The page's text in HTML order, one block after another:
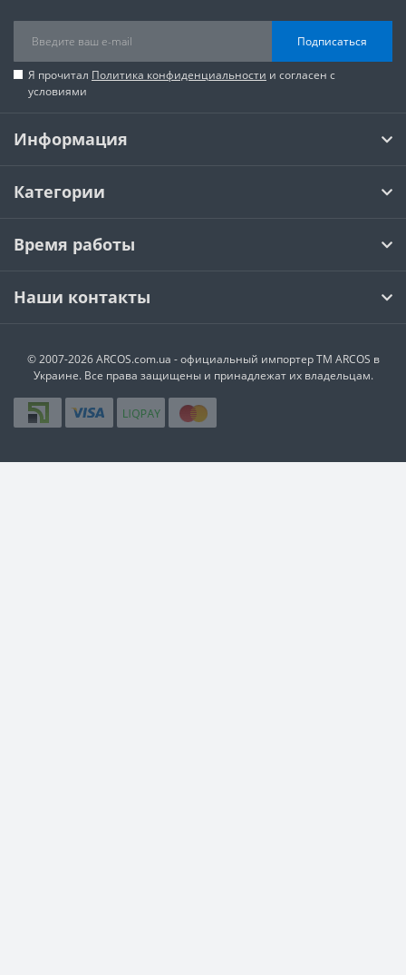
Подписаться
Я прочитал Политика конфиденциальности и согласен с
условиями
Информация
Категории
Время работы
Наши контакты
© 2007-2026 ARCOS.com.ua - официальный импортер ТМ ARCOS в
Украине. Все права защищены и принадлежат их владельцам.